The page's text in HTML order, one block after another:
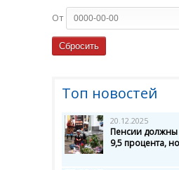
От
Топ новостей
20.12.2025
Пенсии должны
9,5 процента,